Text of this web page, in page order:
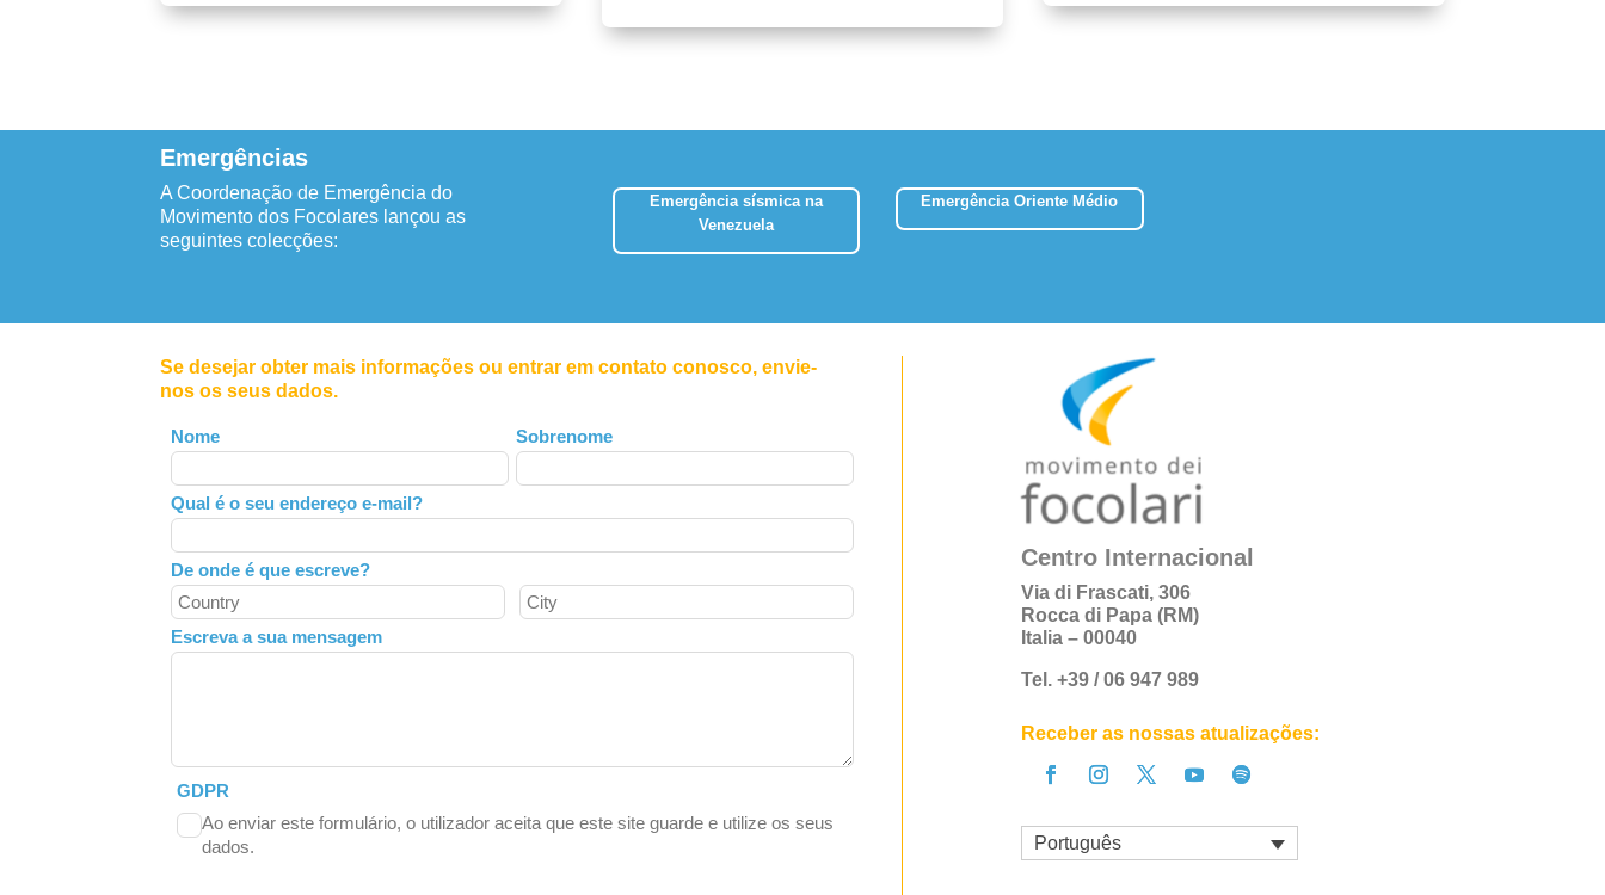
Emergências
A Coordenação de Emergência do
Movimento dos Focolares lançou as
seguintes colecções:
Emergência sísmica na
Venezuela
Emergência Oriente Médio
Se desejar obter mais informações ou entrar em contato conosco, envie-
nos os seus dados.
Leave
this
field
blank
Nome Sobrenome
Qual é o seu endereço e-mail?
De onde é que escreve?
Escreva a sua mensagem
GDPR
Ao enviar este formulário, o utilizador aceita que este site guarde e utilize os seus
dados.
Centro Internacional
Via di Frascati, 306
Rocca di Papa (RM)
Italia – 00040
Tel. +39 / 06 947 989
Receber as nossas atualizações:
Português